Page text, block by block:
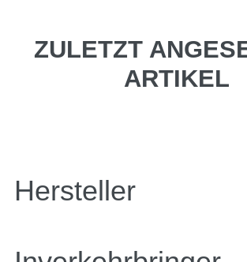
ZULETZT
ARTIKEL
Hersteller